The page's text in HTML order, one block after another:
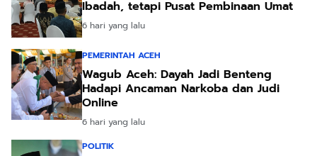
Ibadah, tetapi Pusat Pembinaan Umat
6 hari yang lalu
PEMERINTAH ACEH
Wagub Aceh: Dayah Jadi Benteng
Hadapi Ancaman Narkoba dan Judi
Online
6 hari yang lalu
POLITIK